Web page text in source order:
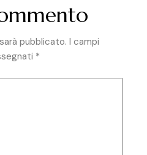
pubblicato. I campi
*